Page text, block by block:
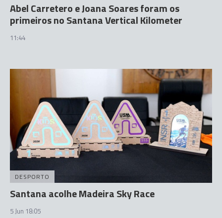
Abel Carretero e Joana Soares foram os
primeiros no Santana Vertical Kilometer
11:44
DESPORTO
Santana acolhe Madeira Sky Race
5 Jun 18:05